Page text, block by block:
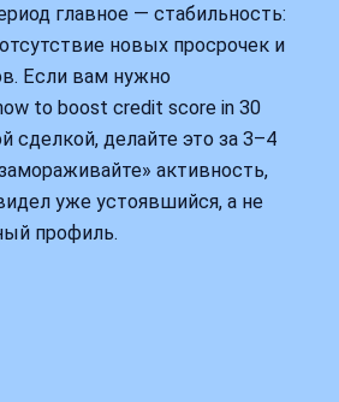
главное — стабильность:
новых просрочек и
Если вам нужно
to boost credit score in 30
сделкой, делайте это за 3–4
активность,
уже устоявшийся, а не
профиль.